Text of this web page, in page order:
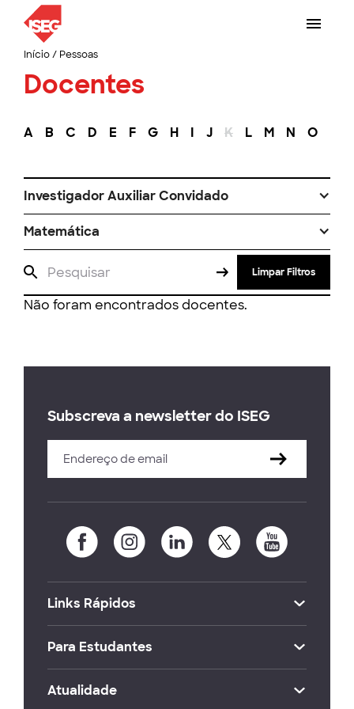
Início/ Pessoas
Docentes
A B C D E F G H I J K L M N O
Investigador Auxiliar Convidado
Matemática
Limpar Filtros
Não foram encontrados docentes.
Subscreva a newsletter do ISEG
Links Rápidos
Para Estudantes
Atualidade